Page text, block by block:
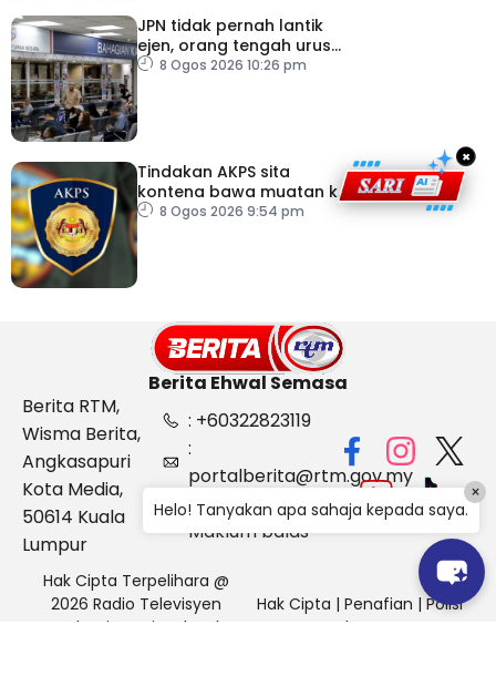
JPN tidak pernah lantik
ejen, orang tengah urus
dokumentasi
8 Ogos 2026 10:26 pm
Tindakan AKPS sita
kontena bawa muatan ke
Israel bukti ketegasan
8 Ogos 2026 9:54 pm
×
Berita Ehwal Semasa
Berita RTM,
Wisma Berita,
Angkasapuri
Kota Media,
50614 Kuala
Lumpur
: +60322823119
:
portalberita@rtm.gov.my
: Aduan &
Maklum balas
Hak Cipta Terpelihara @
2026 Radio Televisyen
Malaysia, Berita Ehwal
Hak Cipta | Penafian | Polisi
Keselamatan
Helo! Tanyakan apa sahaja kepada saya.
×